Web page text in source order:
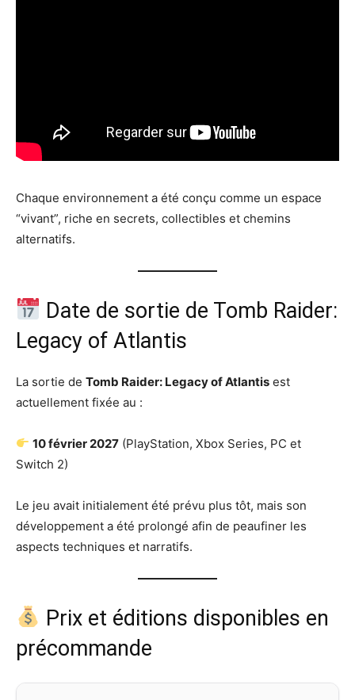
Chaque environnement a été conçu comme un espace
“vivant”, riche en secrets, collectibles et chemins
alternatifs.
Date de sortie de Tomb Raider:
Legacy of Atlantis
La sortie de Tomb Raider: Legacy of Atlantis est
actuellement fixée au :
10 février 2027 (PlayStation, Xbox Series, PC et
Switch 2)
Le jeu avait initialement été prévu plus tôt, mais son
développement a été prolongé afin de peaufiner les
aspects techniques et narratifs.
Prix et éditions disponibles en
précommande